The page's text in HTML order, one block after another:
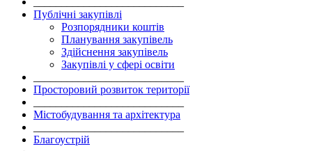
Публічні закупівлі
Розпорядники коштів
Планування закупівель
Здійснення закупівель
Закупівлі у сфері освіти
Просторовий розвиток території
Містобудування та архітектура
Благоустрій